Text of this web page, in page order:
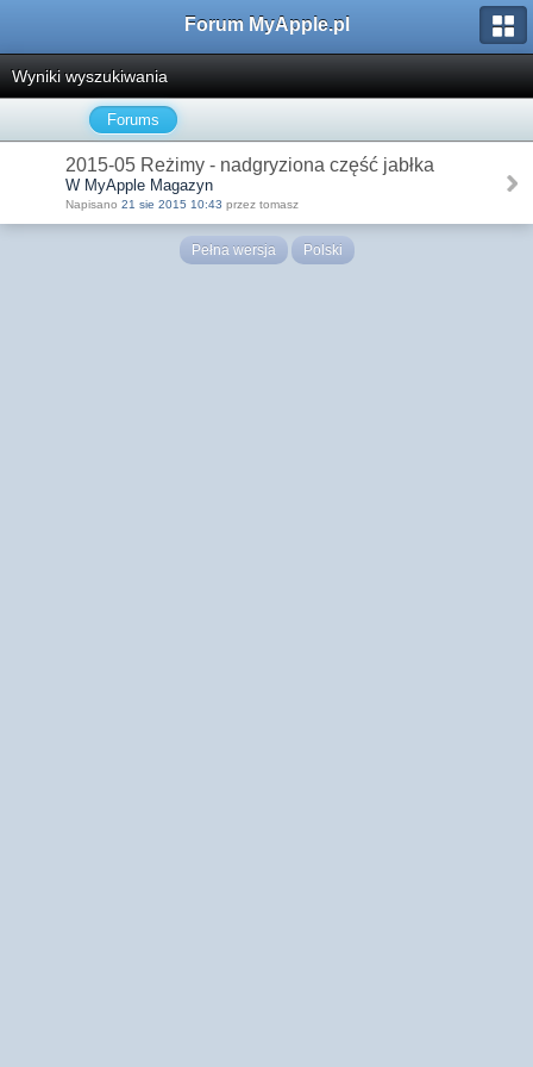
Forum MyApple.pl
Wyniki wyszukiwania
Forums
2015-05 Reżimy - nadgryziona część jabłka
W MyApple Magazyn
Napisano 21 sie 2015 10:43 przez tomasz
Pełna wersja Polski